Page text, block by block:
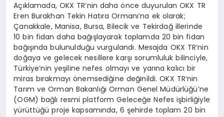
Açıklamada, OKX TR’nin daha önce duyurulan OKX TR
Eren Burakhan Tekin Hatıra Ormanı’na ek olarak;
Çanakkale, Manisa, Bursa, Bilecik ve Tekirdağ illerinde
10 bin fidan daha bağışlayarak toplamda 20 bin fidan
bağışında bulunulduğu vurgulandı. Mesajda OKX TR’nin
doğaya ve gelecek nesillere karşı sorumluluk bilinciyle,
Türkiye’nin yeşiline nefes olmayı ve yarına kalıcı bir
miras bırakmayı önemsediğine değinildi. OKX TR’nin
Tarım ve Orman Bakanlığı Orman Genel Müdürlüğü’ne
(OGM) bağlı resmi platform Geleceğe Nefes işbirliğiyle
yürüttüğü proje kapsamında, 6 şehirde toplam 20 bin